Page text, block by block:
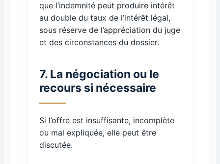
que l’indemnité peut produire intérêt
au double du taux de l’intérêt légal,
sous réserve de l’appréciation du juge
et des circonstances du dossier.
7. La négociation ou le
recours si nécessaire
Si l’offre est insuffisante, incomplète
ou mal expliquée, elle peut être
discutée.